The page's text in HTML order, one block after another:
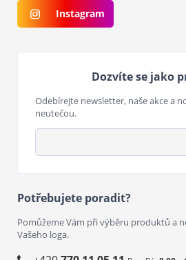
Instagram
Dozvíte se jako
Odebírejte newsletter, naše akce a
neutečou.
Potřebujete poradit?
Pomůžeme Vám při výběru produktů a
Vašeho loga.